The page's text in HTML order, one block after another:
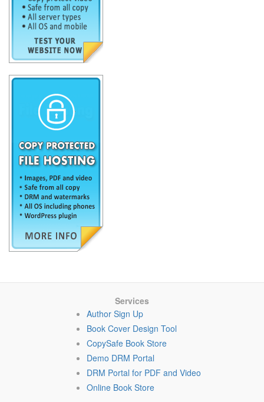
Services
Author Sign Up
Book Cover Design Tool
CopySafe Book Store
Demo DRM Portal
DRM Portal for PDF and Video
Online Book Store